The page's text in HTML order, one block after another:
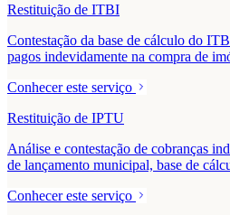
Restituição de ITBI
Contestação da base de cálculo do
pagos indevidamente na compra de
Conhecer este serviço
Restituição de IPTU
Análise e contestação de cobranças
de lançamento municipal, base de
Conhecer este serviço